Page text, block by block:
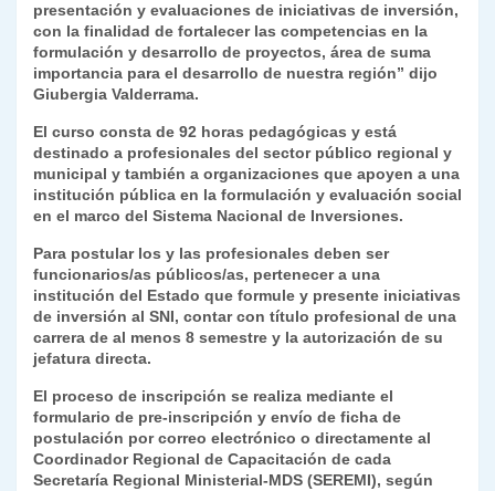
presentación y evaluaciones de iniciativas de inversión,
con la finalidad de fortalecer las competencias en la
formulación y desarrollo de proyectos, área de suma
importancia para el desarrollo de nuestra región” dijo
Giubergia Valderrama.
El curso consta de 92 horas pedagógicas y está
destinado a profesionales del sector público regional y
municipal y también a organizaciones que apoyen a una
institución pública en la formulación y evaluación social
en el marco del Sistema Nacional de Inversiones.
Para postular los y las profesionales deben ser
funcionarios/as públicos/as, pertenecer a una
institución del Estado que formule y presente iniciativas
de inversión al SNI, contar con título profesional de una
carrera de al menos 8 semestre y la autorización de su
jefatura directa.
El proceso de inscripción se realiza mediante el
formulario de pre-inscripción y envío de ficha de
postulación por correo electrónico o directamente al
Coordinador Regional de Capacitación de cada
Secretaría Regional Ministerial-MDS (SEREMI), según